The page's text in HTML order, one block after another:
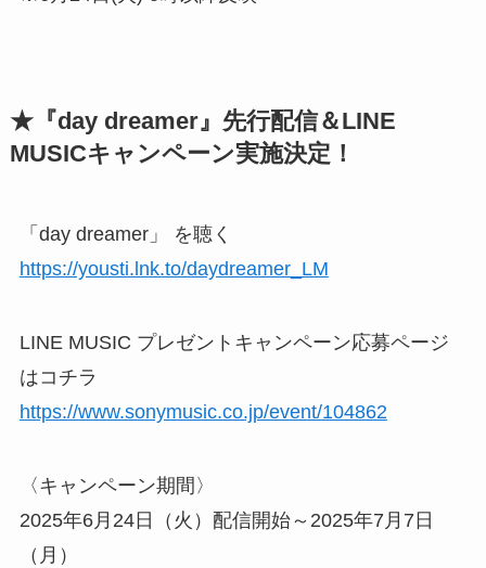
★『day dreamer』先行配信＆LINE
MUSICキャンペーン実施決定！
「day dreamer」 を聴く
https://yousti.lnk.to/daydreamer_LM
LINE MUSIC プレゼントキャンペーン応募ページ
はコチラ
https://www.sonymusic.co.jp/event/104862
〈キャンペーン期間〉
2025年6月24日（火）配信開始～2025年7月7日
（月）